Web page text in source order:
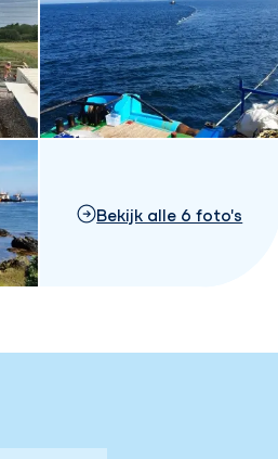
Bekijk alle 6 foto's